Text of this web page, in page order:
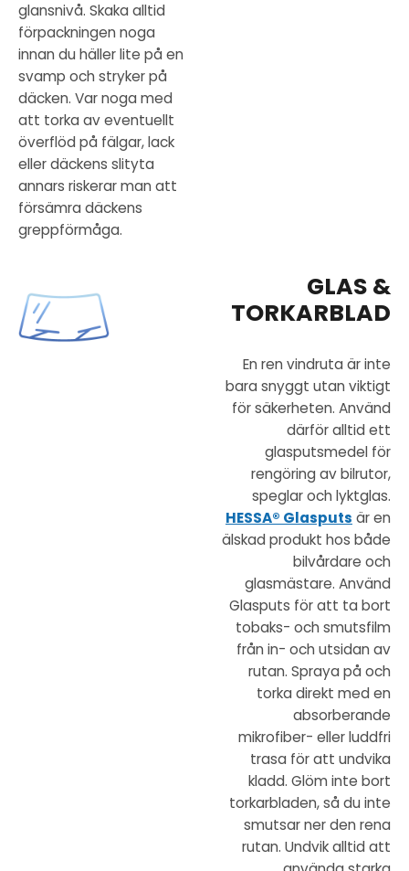
glansnivå. Skaka alltid
förpackningen noga
innan du häller lite på en
svamp och stryker på
däcken. Var noga med
att torka av eventuellt
överflöd på fälgar, lack
eller däckens slityta
annars riskerar man att
försämra däckens
greppförmåga.
GLAS &
TORKARBLAD
En ren vindruta är inte
bara snyggt utan viktigt
för säkerheten. Använd
därför alltid ett
glasputsmedel för
rengöring av bilrutor,
speglar och lyktglas.
HESSA® Glasputs är en
älskad produkt hos både
bilvårdare och
glasmästare. Använd
Glasputs för att ta bort
tobaks- och smutsfilm
från in- och utsidan av
rutan. Spraya på och
torka direkt med en
absorberande
mikrofiber- eller luddfri
trasa för att undvika
kladd. Glöm inte bort
torkarbladen, så du inte
smutsar ner den rena
rutan. Undvik alltid att